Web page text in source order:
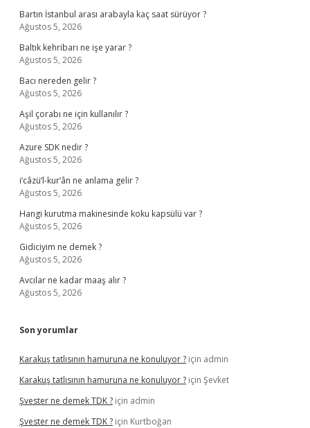
Bartın İstanbul arası arabayla kaç saat sürüyor ?
Ağustos 5, 2026
Baltık kehribarı ne işe yarar ?
Ağustos 5, 2026
Bacı nereden gelir ?
Ağustos 5, 2026
Aşil çorabı ne için kullanılır ?
Ağustos 5, 2026
Azure SDK nedir ?
Ağustos 5, 2026
i’câzü’l-kur’ân ne anlama gelir ?
Ağustos 5, 2026
Hangi kurutma makinesinde koku kapsülü var ?
Ağustos 5, 2026
Gidiciyim ne demek ?
Ağustos 5, 2026
Avcılar ne kadar maaş alır ?
Ağustos 5, 2026
Son yorumlar
Karakuş tatlısının hamuruna ne konuluyor ? için admin
Karakuş tatlısının hamuruna ne konuluyor ? için Şevket
Şvester ne demek TDK ? için admin
Şvester ne demek TDK ? için Kurtboğan